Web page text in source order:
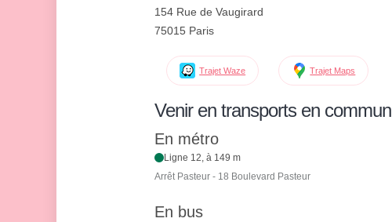
154 Rue de Vaugirard
75015 Paris
Trajet Waze Trajet Maps
Venir en transports en commun
En métro
Ligne 12, à 149 m
Arrêt Pasteur - 18 Boulevard Pasteur
En bus